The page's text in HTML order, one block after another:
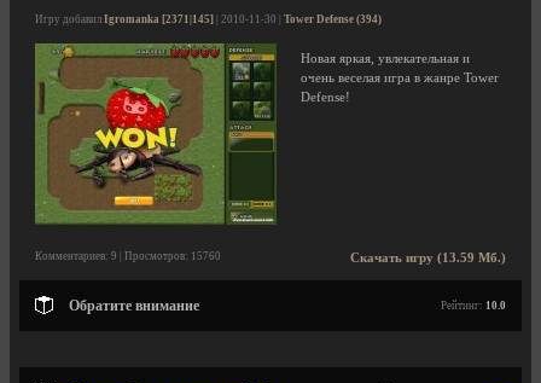
Игру добавил Igromanka [2371|145] | 2010-11-30 | Tower Defense (394)
Новая яркая, увлекательная и
очень веселая игра в жанре Tower
Defense!
Скачать игру (13.59 Мб.)
Комментариев: 9 | Просмотров: 15760
Обратите внимание Рейтинг: 10.0